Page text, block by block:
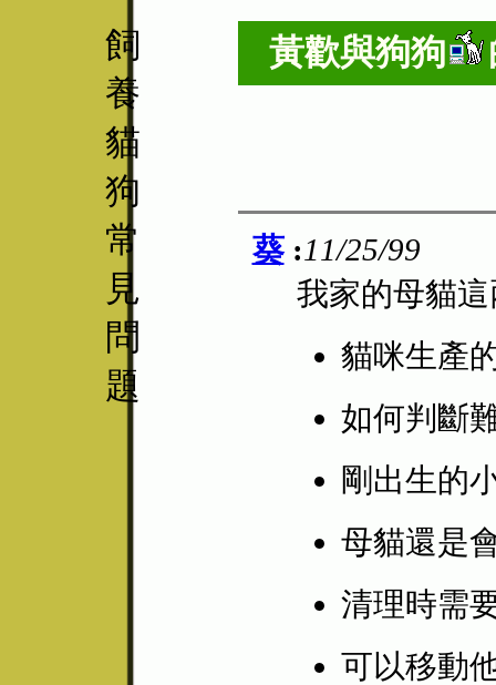
飼
養
貓
狗
常
見
問
題
黃歡與狗狗
葵:11/25/99
我家的母貓
貓咪生產
如何判斷
剛出生的
母貓還是
清理時需
可以移動